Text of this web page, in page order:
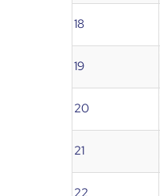
18
19
20
21
22